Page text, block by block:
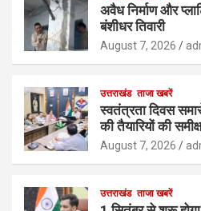
अवैध निर्माण और
बंशीधर तिवारी
August 7, 2026
उत्तराखंड ताजा खबरें
स्वतंत्रता दिवस
की तैयारियों की
August 7, 2026
उत्तराखंड ताजा खबरें